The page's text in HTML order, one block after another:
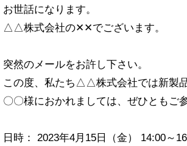
お世話になります。
△△株式会社の✕✕でございます。
突然のメールをお許し下さい。
この度、私たち△△株式会社では新製
〇〇様におかれましては、ぜひともご
日時： 2023年4月15日（金） 14:00～